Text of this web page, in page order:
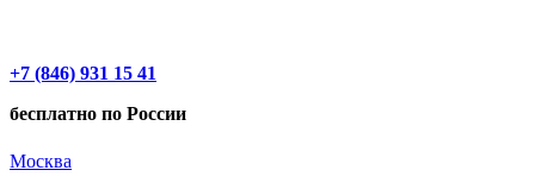
+7 (846) 931 15 41
бесплатно по России
Москва